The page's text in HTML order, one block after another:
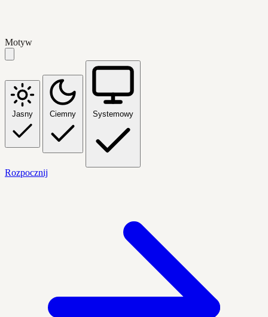
Motyw
Jasny Ciemny Systemowy
Rozpocznij